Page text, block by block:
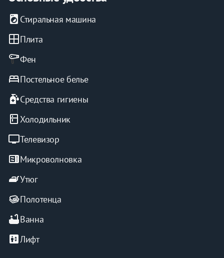
local_laundry_service Стиральная машина
windowПлита
Фен
bedПостельное белье
sanitizerСредства гигиены
kitchen Холодильник
tvТелевизор
microwaveМикроволновка
ironУтюг
Полотенца
bathtubВанна
elevatorЛифт